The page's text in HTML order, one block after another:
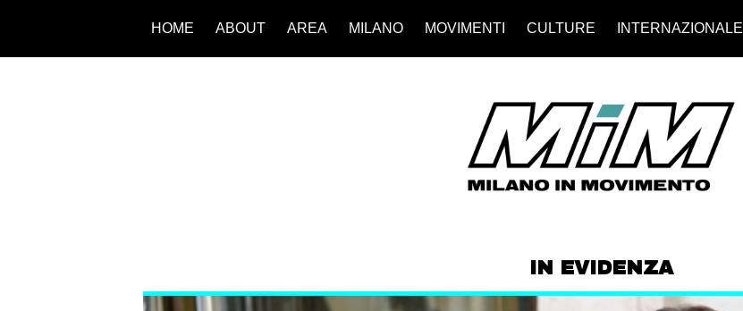
HOME ABOUT AREA MILANO MOVIMENTI CULTURE INTERNAZIONALE
IN EVIDENZA